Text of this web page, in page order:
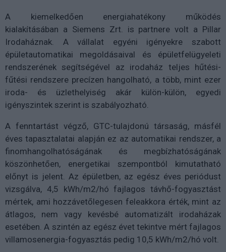
A kiemelkedően energiahatékony működés
kialakításában a Siemens Zrt. is partnere volt a Pillar
Irodaháznak. A vállalat egyéni igényekre szabott
épületautomatikai megoldásaival és épületfelügyeleti
rendszerének segítségével az irodaház teljes hűtési-
fűtési rendszere precízen hangolható, a több, mint ezer
iroda- és üzlethelyiség akár külön-külön, egyedi
igényszintek szerint is szabályozható.
A fenntartást végző, GTC-tulajdonú társaság, másfél
éves tapasztalatai alapján ez az automatikai rendszer, a
finomhangolhatóságának és megbízhatóságának
köszönhetően, energetikai szempontból kimutatható
előnyt is jelent. Az épületben, az egész éves periódust
vizsgálva, 4,5 kWh/m2/hó fajlagos távhő-fogyasztást
mértek, ami hozzávetőlegesen feleakkora érték, mint az
átlagos, nem vagy kevésbé automatizált irodaházak
esetében. A szintén az egész évet tekintve mért fajlagos
villamosenergia-fogyasztás pedig 10,5 kWh/m2/hó volt.